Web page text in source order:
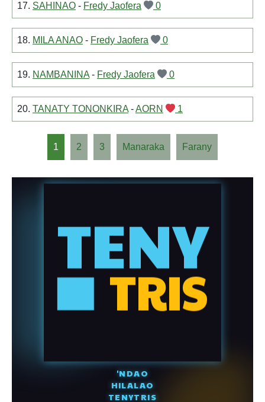
17. SAHINAO - Fredy Jaofera 0
18. MILA ANAO - Fredy Jaofera 0
19. NAMBANINA - Fredy Jaofera 0
20. TANATY TONONKIRA -AORN 1
1 2 3 Manaraka Farany